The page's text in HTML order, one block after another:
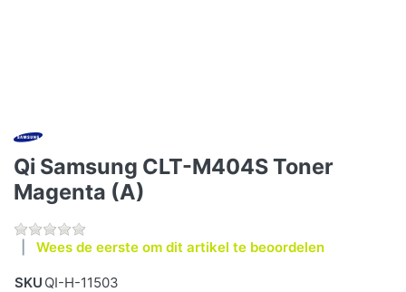
Qi Samsung CLT-M404S Toner
Magenta (A)
Wees de eerste om dit artikel te beoordelen
SKU QI-H-11503